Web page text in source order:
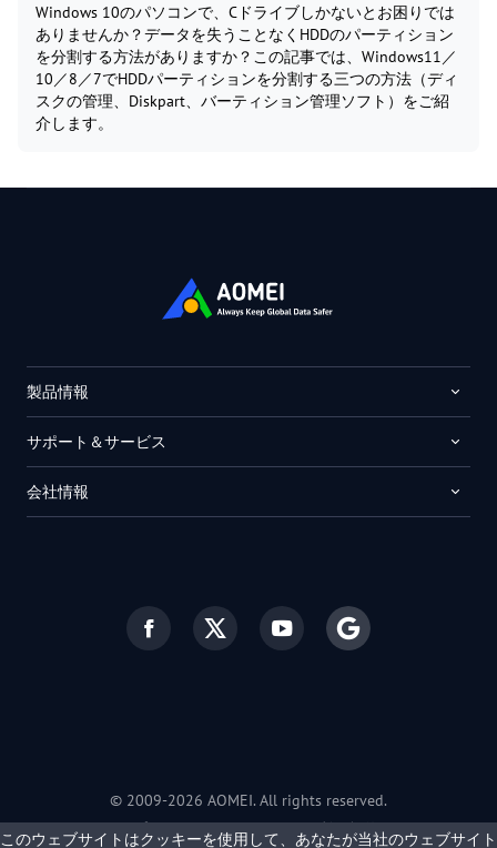
Windows 10のパソコンで、Cドライブしかないとお困りでは
ありませんか？データを失うことなくHDDのパーティション
を分割する方法がありますか？この記事では、Windows11／
10／8／7でHDDパーティションを分割する三つの方法（ディ
スクの管理、Diskpart、バーティション管理ソフト）をご紹
介します。
製品情報
サポート＆サービス
会社情報
© 2009-2026 AOMEI. All rights reserved.
プライバシーポリシー
| 利用規約
このウェブサイトはクッキーを使用して、あなたが当社のウェブサイト